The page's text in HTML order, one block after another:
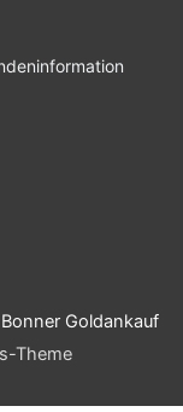
Goldankauf
Theme